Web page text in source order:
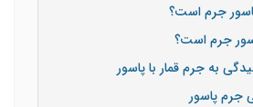
جرم است؟
جرم است؟
به جرم قمار با پاسور
جرم پاسور